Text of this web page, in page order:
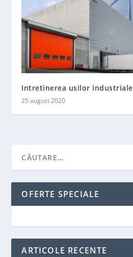
Intretinerea usilor industriale
25 august 2020
OFERTE SPECIALE
ARTICOLE RECENTE